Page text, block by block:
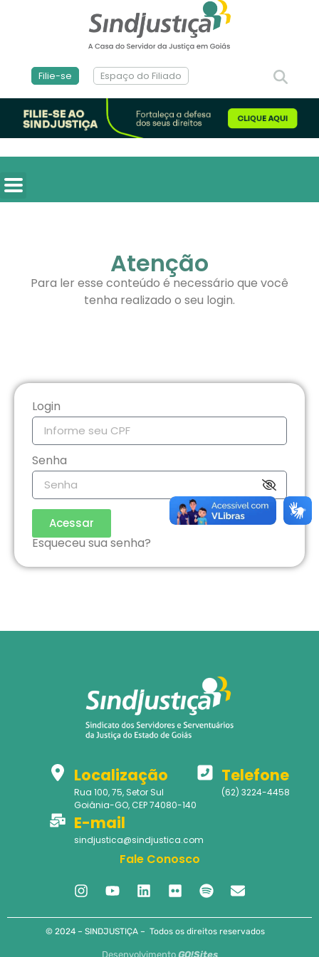
Filie-se Espaço do Filiado
Atenção
Para ler esse conteúdo é necessário que você
tenha realizado o seu login.
Login
Senha
Acessar
Esqueceu sua senha?
Localização
Rua 100, 75, Setor Sul
Goiânia-GO, CEP 74080-140
Telefone
(62) 3224-4458
E-mail
sindjustica@sindjustica.com
Fale Conosco
© 2024 – SINDJUSTIÇA – Todos os direitos reservados
Desenvolvimento GO!Sites